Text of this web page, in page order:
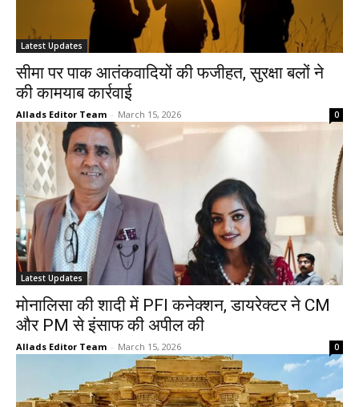
Latest Updates
सीमा पर पाक आतंकवादियों की फजीहत, सुरक्षा बलों ने
की कामयाब कार्रवाई
Allads Editor Team - March 15, 2026 0
Latest Updates
मोनालिसा की शादी में PFI कनेक्शन, डायरेक्टर ने CM
और PM से इंसाफ की अपील की
Allads Editor Team - March 15, 2026 0